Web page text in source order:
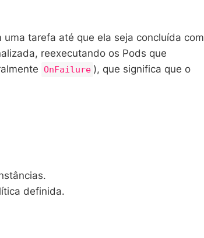
tarefa até que ela seja concluída com
reexecutando os Pods que
OnFailure ), que significa que o
definida.